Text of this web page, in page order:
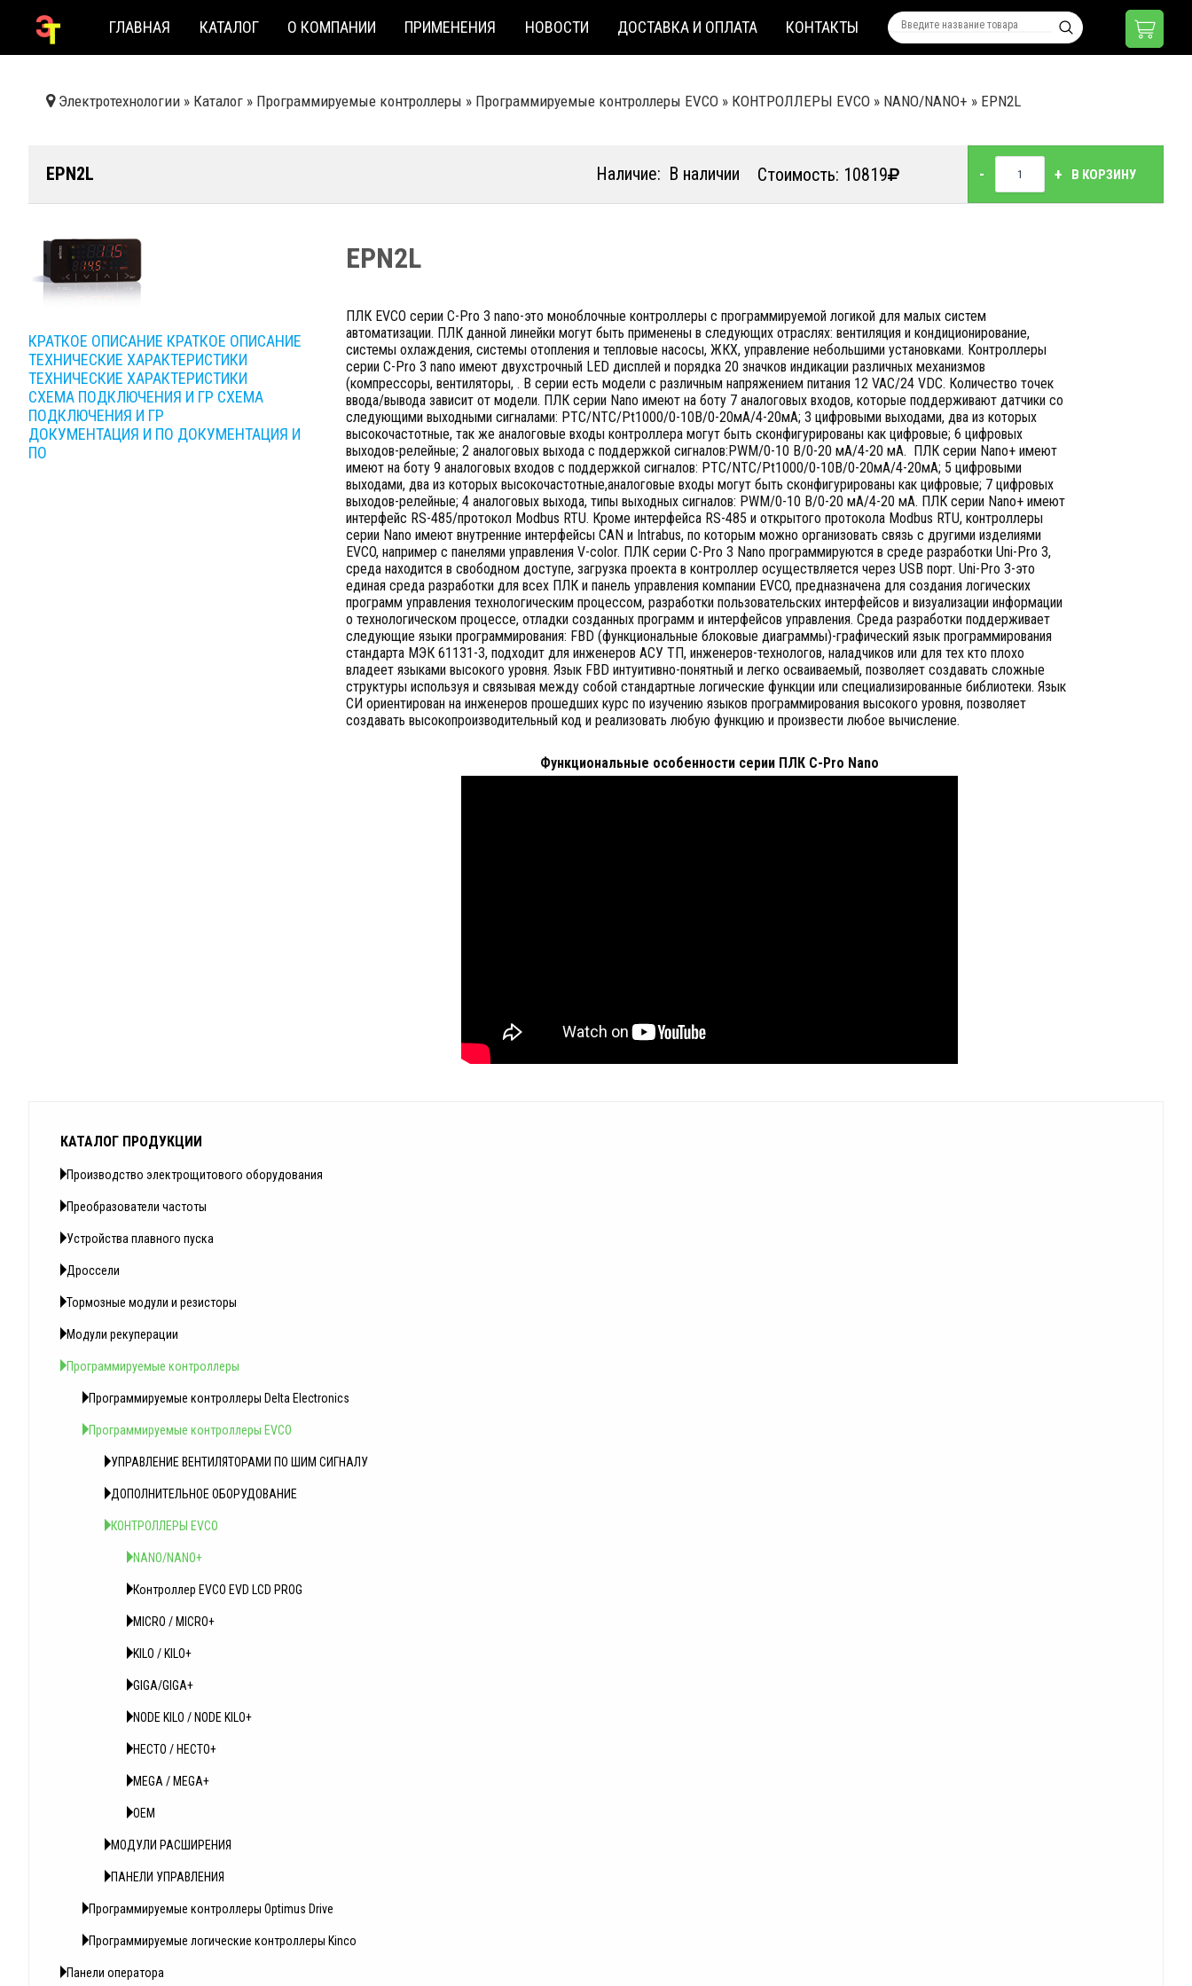
ГЛАВНАЯ КАТАЛОГ О КОМПАНИИ ПРИМЕНЕНИЯ НОВОСТИ ДОСТАВКА И ОПЛАТА КОНТАКТЫ
Электротехнологии » Каталог » Программируемые контроллеры » Программируемые контроллеры EVCO » КОНТРОЛЛЕРЫ EVCO » NANO/NANO+ » EPN2L
EPN2L Наличие: В наличии Стоимость: 10819 - + В КОРЗИНУ
КРАТКОЕ ОПИСАНИЕ КРАТКОЕ ОПИСАНИЕ
ТЕХНИЧЕСКИЕ ХАРАКТЕРИСТИКИ
ТЕХНИЧЕСКИЕ ХАРАКТЕРИСТИКИ
СХЕМА ПОДКЛЮЧЕНИЯ И ГР СХЕМА
ПОДКЛЮЧЕНИЯ И ГР
ДОКУМЕНТАЦИЯ И ПО ДОКУМЕНТАЦИЯ И
ПО
EPN2L
ПЛК EVCO серии C-Pro 3 nano-это моноблочные контроллеры с программируемой логикой для малых систем
автоматизации. ПЛК данной линейки могут быть применены в следующих отраслях: вентиляция и кондиционирование,
системы охлаждения, системы отопления и тепловые насосы, ЖКХ, управление небольшими установками. Контроллеры
серии C-Pro 3 nano имеют двухстрочный LED дисплей и порядка 20 значков индикации различных механизмов
(компрессоры, вентиляторы, . В серии есть модели с различным напряжением питания 12 VAC/24 VDC. Количество точек
ввода/вывода зависит от модели. ПЛК серии Nano имеют на боту 7 аналоговых входов, которые поддерживают датчики со
следующими выходными сигналами: PTC/NTC/Pt1000/0-10В/0-20мА/4-20мА; 3 цифровыми выходами, два из которых
высокочастотные, так же аналоговые входы контроллера могут быть сконфигурированы как цифровые; 6 цифровых
выходов-релейные; 2 аналоговых выхода с поддержкой сигналов:PWM/0-10 В/0-20 мА/4-20 мА. ПЛК серии Nano+ имеют
имеют на боту 9 аналоговых входов с поддержкой сигналов: PTC/NTC/Pt1000/0-10В/0-20мА/4-20мА; 5 цифровыми
выходами, два из которых высокочастотные,аналоговые входы могут быть сконфигурированы как цифровые; 7 цифровых
выходов-релейные; 4 аналоговых выхода, типы выходных сигналов: PWM/0-10 В/0-20 мА/4-20 мА. ПЛК серии Nano+ имеют
интерфейс RS-485/протокол Modbus RTU. Кроме интерфейса RS-485 и открытого протокола Modbus RTU, контроллеры
серии Nano имеют внутренние интерфейсы CAN и Intrabus, по которым можно организовать связь с другими изделиями
EVCO, например с панелями управления V-color. ПЛК серии C-Pro 3 Nano программируются в среде разработки Uni-Pro 3,
среда находится в свободном доступе, загрузка проекта в контроллер осуществляется через USB порт. Uni-Pro 3-это
единая среда разработки для всех ПЛК и панель управления компании EVCO, предназначена для создания логических
программ управления технологическим процессом, разработки пользовательских интерфейсов и визуализации информации
о технологическом процессе, отладки созданных программ и интерфейсов управления. Среда разработки поддерживает
следующие языки программирования: FBD (функциональные блоковые диаграммы)-графический язык программирования
стандарта МЭК 61131-3, подходит для инженеров АСУ ТП, инженеров-технологов, наладчиков или для тех кто плохо
владеет языками высокого уровня. Язык FBD интуитивно-понятный и легко осваиваемый, позволяет создавать сложные
структуры используя и связывая между собой стандартные логические функции или специализированные библиотеки. Язык
СИ ориентирован на инженеров прошедших курс по изучению языков программирования высокого уровня, позволяет
создавать высокопроизводительный код и реализовать любую функцию и произвести любое вычисление.
Функциональные особенности серии ПЛК C-Pro Nano
КАТАЛОГ ПРОДУКЦИИ
Производство электрощитового оборудования
Преобразователи частоты
Устройства плавного пуска
Дроссели
Тормозные модули и резисторы
Модули рекуперации
Программируемые контроллеры
Программируемые контроллеры Delta Electronics
Программируемые контроллеры EVCO
УПРАВЛЕНИЕ ВЕНТИЛЯТОРАМИ ПО ШИМ СИГНАЛУ
ДОПОЛНИТЕЛЬНОЕ ОБОРУДОВАНИЕ
КОНТРОЛЛЕРЫ EVCO
NANO/NANO+
Контроллер EVCO EVD LCD PROG
MICRO / MICRO+
KILO / KILO+
GIGA/GIGA+
NODE KILO / NODE KILO+
HECTO / HECTO+
MEGA / MEGA+
OEM
МОДУЛИ РАСШИРЕНИЯ
ПАНЕЛИ УПРАВЛЕНИЯ
Программируемые контроллеры Optimus Drive
Программируемые логические контроллеры Kinсo
Панели оператора